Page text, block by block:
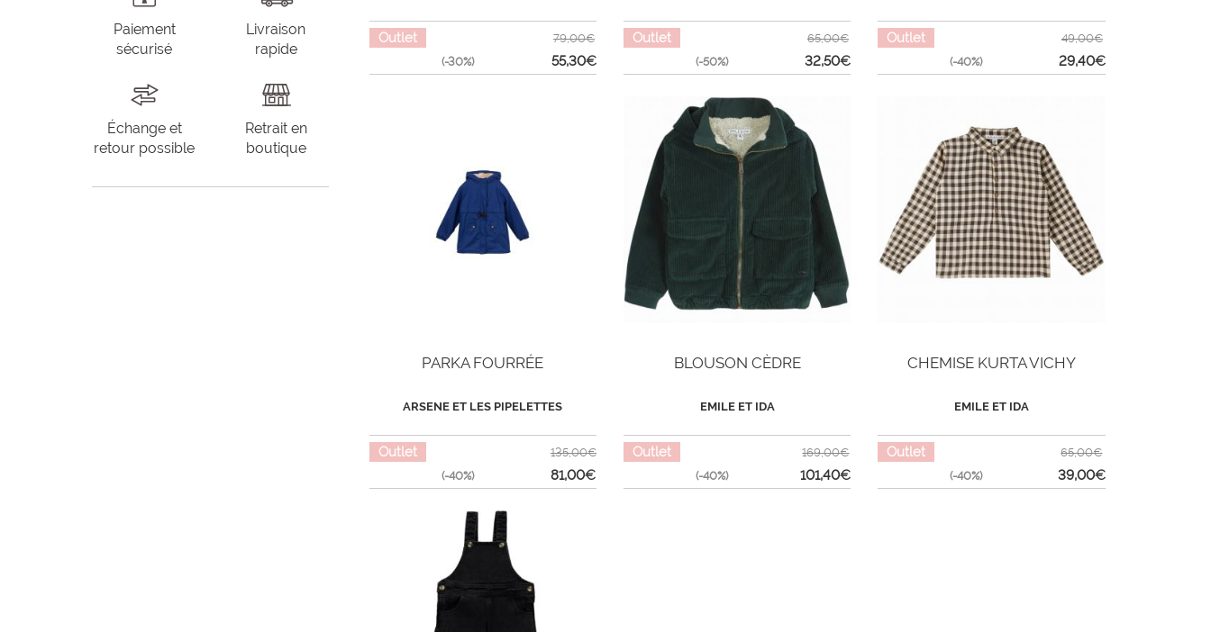
Paiement
sécurisé
Livraison
rapide
Échange et
retour possible
Retrait en
boutique
Outlet
(-30%)
79,00€
55,30€
Outlet
(-50%)
65,00€
32,50€
Outlet
(-40%)
49,00€
29,40€
PARKA FOURRÉE
ARSENE ET LES PIPELETTES
Outlet
(-40%)
135,00€
81,00€
BLOUSON CÈDRE
EMILE ET IDA
Outlet
(-40%)
169,00€
101,40€
CHEMISE KURTA VICHY
EMILE ET IDA
Outlet
(-40%)
65,00€
39,00€